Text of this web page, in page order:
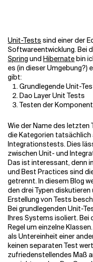
Verwandte Themen
Unit-Tests sind einer der
Softwareentwicklung. Bei
Spring und Hibernatebin
es (in dieser Umgebung?)
gibt:
Grundlegende Unit-
Dao Layer Unit Tests
Testen der
Wie der Name des letzten
die Kategorien tatsächlich
Integrationstests. Dies
zwischen Unit- und
Das ist interessant, denn
und Best Practices sind
getrennt. In diesem Blog
den drei Typen
Erstellung von Tests
Bei grundlegenden Unit-
Ihres Systems isoliert. Bei
Regel um einzelne
als Untereinheit einer
keinen separaten Test
zufriedenstellendes Maß